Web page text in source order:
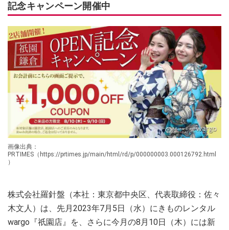
記念キャンペーン開催中
画像出典：
PRTIMES（https://prtimes.jp/main/html/rd/p/000000003.000126792.html
）
株式会社羅針盤（本社：東京都中央区、代表取締役：佐々
木文人）は、先月2023年7月5日（水）にきものレンタル
wargo『祇園店』を、さらに今月の8月10日（木）には新